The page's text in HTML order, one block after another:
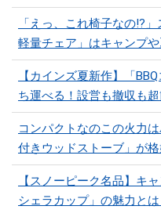
「えっ、これ椅子なの!?
軽量チェア」はキャンプ
【カインズ夏新作】「
ち運べる！設営も撤収も超
コンパクトなのこの火力
付きウッドストーブ」が
【スノーピーク名品】キ
シェラカップ」の魅力とは